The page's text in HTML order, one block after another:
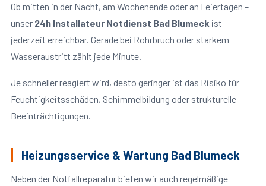
Ob mitten in der Nacht, am Wochenende oder an Feiertagen –
unser 24h Installateur Notdienst Bad Blumeck ist
jederzeit erreichbar. Gerade bei Rohrbruch oder starkem
Wasseraustritt zählt jede Minute.
Je schneller reagiert wird, desto geringer ist das Risiko für
Feuchtigkeitsschäden, Schimmelbildung oder strukturelle
Beeinträchtigungen.
Heizungsservice & Wartung Bad Blumeck
Neben der Notfallreparatur bieten wir auch regelmäßige